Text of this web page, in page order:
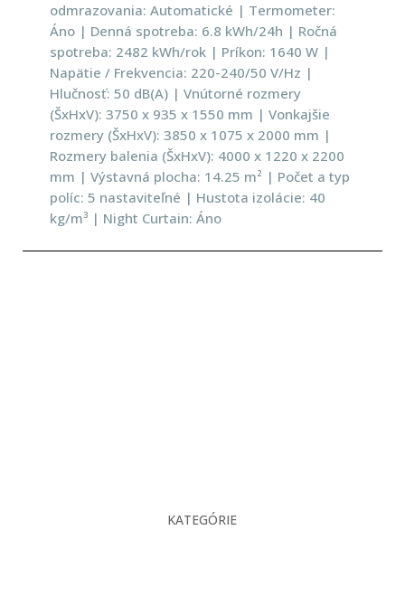
odmrazovania: Automatické | Termometer:
Áno | Denná spotreba: 6.8 kWh/24h | Ročná
spotreba: 2482 kWh/rok | Príkon: 1640 W |
Napätie / Frekvencia: 220-240/50 V/Hz |
Hlučnosť: 50 dB(A) | Vnútorné rozmery
(ŠxHxV): 3750 x 935 x 1550 mm | Vonkajšie
rozmery (ŠxHxV): 3850 x 1075 x 2000 mm |
Rozmery balenia (ŠxHxV): 4000 x 1220 x 2200
mm | Výstavná plocha: 14.25 m² | Počet a typ
políc: 5 nastaviteľné | Hustota izolácie: 40
kg/m³ | Night Curtain: Áno
KATEGÓRIE